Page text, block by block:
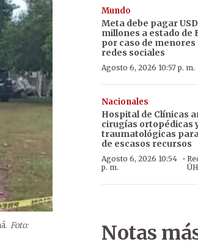
Foto:
Mundo
Meta debe pagar
millones a estado de
por caso de menores
redes sociales
Agosto 6, 2026 10:57 p. m.
Nacionales
Hospital de Clínicas
cirugías ortopédicas
traumatológicas
de escasos recursos
Agosto 6, 2026 10:54
p. m.
·
ÚH
Notas